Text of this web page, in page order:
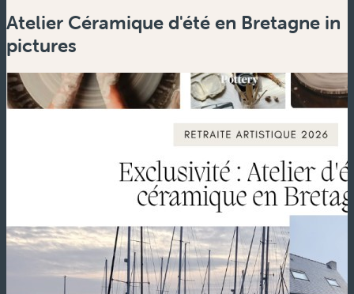
Atelier Céramique d'été en Bretagne in
pictures